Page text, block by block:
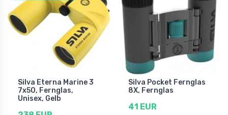
Silva Eterna Marine 3
7x50, Fernglas,
Unisex, Gelb
Silva Pocket Fernglas
8X, Fernglas
41 EUR